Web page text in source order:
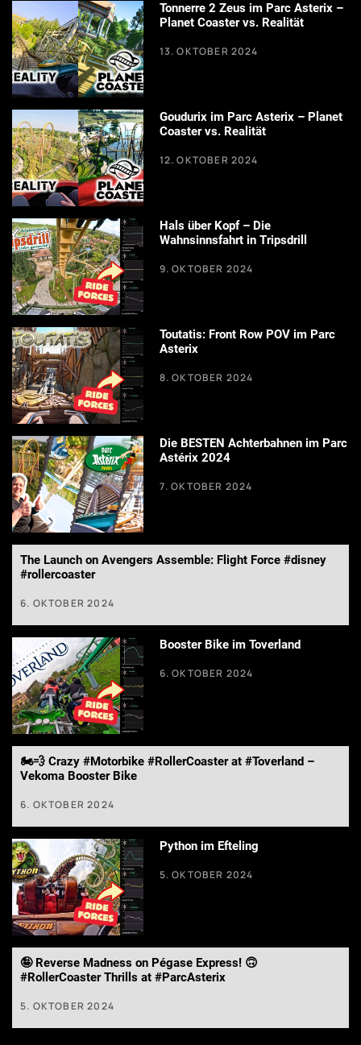
Tonnerre 2 Zeus im Parc Asterix –
Planet Coaster vs. Realität
13. OKTOBER 2024
Goudurix im Parc Asterix – Planet
Coaster vs. Realität
12. OKTOBER 2024
Hals über Kopf – Die
Wahnsinnsfahrt in Tripsdrill
9. OKTOBER 2024
Toutatis: Front Row POV im Parc
Asterix
8. OKTOBER 2024
Die BESTEN Achterbahnen im Parc
Astérix 2024
7. OKTOBER 2024
The Launch on Avengers Assemble: Flight Force #disney
#rollercoaster
6. OKTOBER 2024
Booster Bike im Toverland
6. OKTOBER 2024
🏍️💨 Crazy #Motorbike #RollerCoaster at #Toverland –
Vekoma Booster Bike
6. OKTOBER 2024
Python im Efteling
5. OKTOBER 2024
🤪 Reverse Madness on Pégase Express! 🙃
#RollerCoaster Thrills at #ParcAsterix
5. OKTOBER 2024